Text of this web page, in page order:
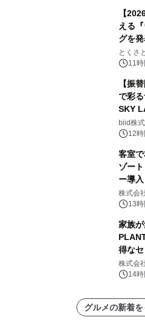
【
える
グを
とくさ
11時
【振
で彩
SKY
日(土)
biid株
12時
客室
ゾー
ー導
株式会
13時
家族
得な
株式会
14時
グルメの新着